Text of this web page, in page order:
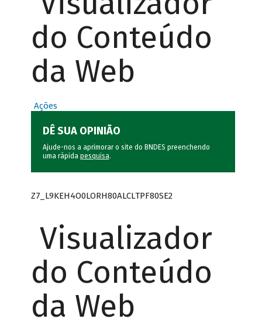
do Conteúdo
da Web
Ações
DÊ SUA OPINIÃO
Ajude-nos a aprimorar o site do BNDES preenchendo
uma rápida pesquisa.
Z7_L9KEH4O0LORH80ALCLTPF80SE2
Visualizador
do Conteúdo
da Web